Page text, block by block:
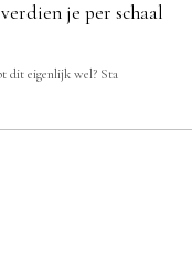
je per schaal
dit eigenlijk wel? Sta